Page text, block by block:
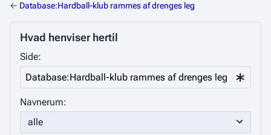
← Database:Hardball-klub rammes af drenges leg
Hvad henviser hertil
Side:
Navnerum: